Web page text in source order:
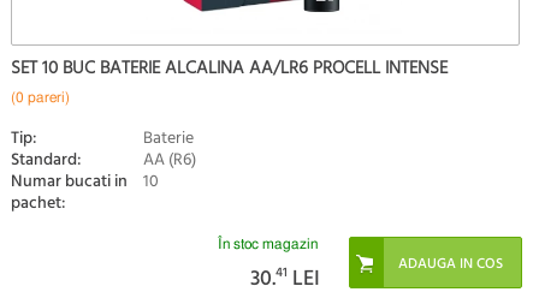
SET 10 BUC BATERIE ALCALINA AA/LR6 PROCELL INTENSE
(0 pareri)
Tip: Baterie
Standard: AA (R6)
Numar bucati in
pachet:
10
În stoc magazin
30.41 LEI